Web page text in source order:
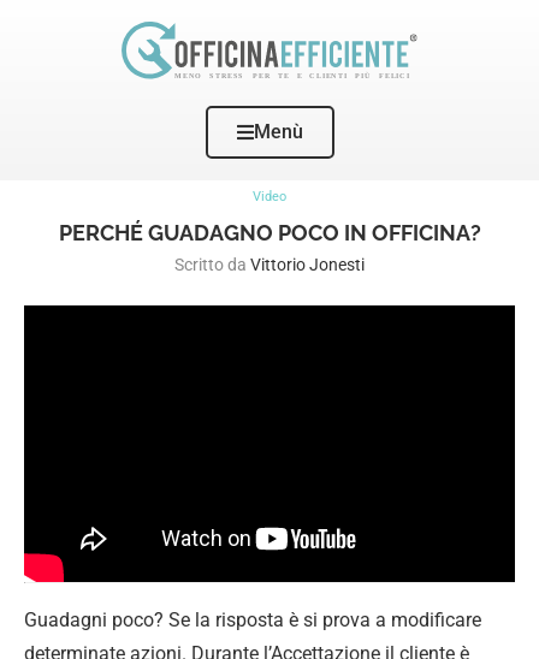
Menù
Perché guadagno poco in Officina?
Video
PERCHÉ GUADAGNO POCO IN OFFICINA?
Scritto da Vittorio Jonesti
Guadagni poco? Se la risposta è si prova a modificare
determinate azioni. Durante l’Accettazione il cliente è